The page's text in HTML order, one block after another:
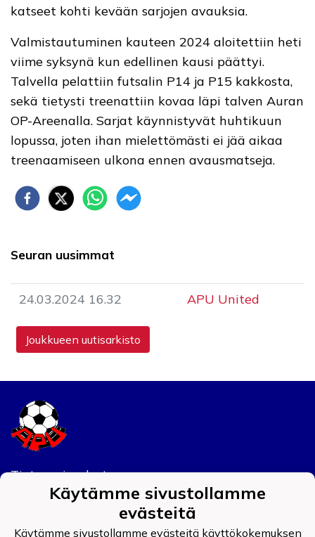
katseet kohti kevään sarjojen avauksia.
Valmistautuminen kauteen 2024 aloitettiin heti
viime syksynä kun edellinen kausi päättyi.
Talvella pelattiin futsalin P14 ja P15 kakkosta,
sekä tietysti treenattiin kovaa läpi talven Auran
OP-Areenalla. Sarjat käynnistyvät huhtikuun
lopussa, joten ihan mielettömästi ei jää aikaa
treenaamiseen ulkona ennen avausmatseja.
Seuran uusimmat
24.03.2024 16.32 APU United
Joukkueen uutisarkisto
Tietosuojaseloste
Auran Palokunnan Urheilijat ry
Käytämme sivustollamme
evästeitä
Käytämme sivustollamme evästeitä käyttökokemuksen